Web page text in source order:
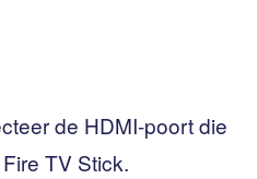
de HDMI-poort die
TV Stick.